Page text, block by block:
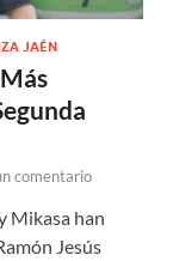
JAÉN
comentario
Mikasa han
Jesús